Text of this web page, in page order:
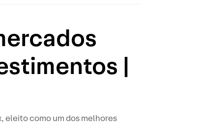
|
eleito como um dos melhores